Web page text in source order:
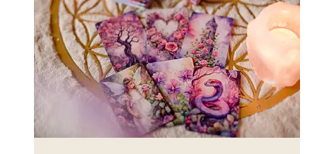
die
Karten
in
Liebe,
Beruf
und
Entscheidungen
helfen